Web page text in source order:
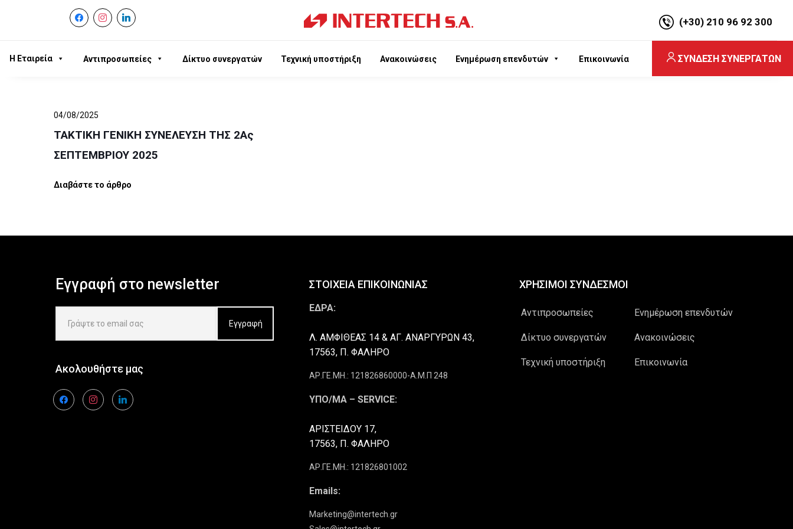
facebookinstagram
linkedin
(+30) 210 96 92 300
Η Εταιρεία Αντιπροσωπείες Δίκτυο συνεργατών Τεχνική υποστήριξη Ανακοινώσεις Ενημέρωση επενδυτών Επικοινωνία ΣΥΝΔΕΣΗ ΣΥΝΕΡΓΑΤΩΝ
04/08/2025
ΤΑΚΤΙΚΗ ΓΕΝΙΚΗ ΣΥΝΕΛΕΥΣΗ ΤΗΣ 2Ας
ΣΕΠΤΕΜΒΡΙΟΥ 2025
Διαβάστε το άρθρο
Εγγραφή στο newsletter
Ακολουθήστε μας
facebookinstagramlinkedin
ΣΤΟΙΧΕΙΑ ΕΠΙΚΟΙΝΩΝΙΑΣ
ΕΔΡΑ:
Λ. ΑΜΦΙΘΕΑΣ 14 & ΑΓ. ΑΝΑΡΓΥΡΩΝ 43,
17563, Π. ΦΑΛΗΡΟ
ΑΡ.ΓΕ.ΜΗ.: 121826860000-Α.Μ.Π 248
ΥΠΟ/ΜΑ – SERVICE:
ΑΡΙΣΤΕΙΔΟΥ 17,
17563, Π. ΦΑΛΗΡΟ
ΑΡ.ΓΕ.ΜΗ.: 121826801002
Emails:
Marketing@intertech.gr
ΧΡΗΣΙΜΟΙ ΣΥΝΔΕΣΜΟΙ
Αντιπροσωπείες
Δίκτυο συνεργατών
Τεχνική υποστήριξη
Ενημέρωση επενδυτών
Ανακοινώσεις
Επικοινωνία